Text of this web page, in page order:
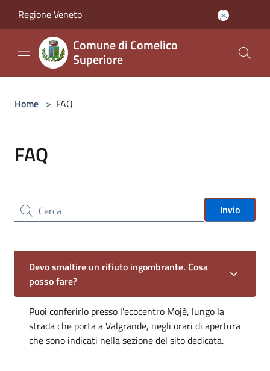
Regione Veneto
Comune di Comelico
Superiore
Home > FAQ
FAQ
Cerca nel sito Invio
Devo smaltire un rifiuto ingombrante. Cosa
posso fare?
Puoi conferirlo presso l'ecocentro Mojè, lungo la
strada che porta a Valgrande, negli orari di apertura
che sono indicati nella sezione del sito dedicata.